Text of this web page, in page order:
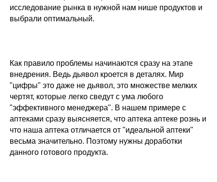
исследование рынка в нужной нам нише продуктов и
выбрали оптимальный.
Как правило проблемы начинаются сразу на этапе
внедрения. Ведь дьявол кроется в деталях. Мир
"цифры" это даже не дьявол, это множестве мелких
чертят, которые легко сведут с ума любого
"эффективного менеджера". В нашем примере с
аптеками сразу выясняется, что аптека аптеке рознь и
что наша аптека отличается от "идеальной аптеки"
весьма значительно. Поэтому нужны доработки
данного готового продукта.